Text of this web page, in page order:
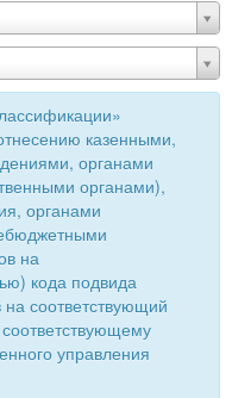
казенными,
органами
органами),
органами
на
кода подвида
соответствующий
управления